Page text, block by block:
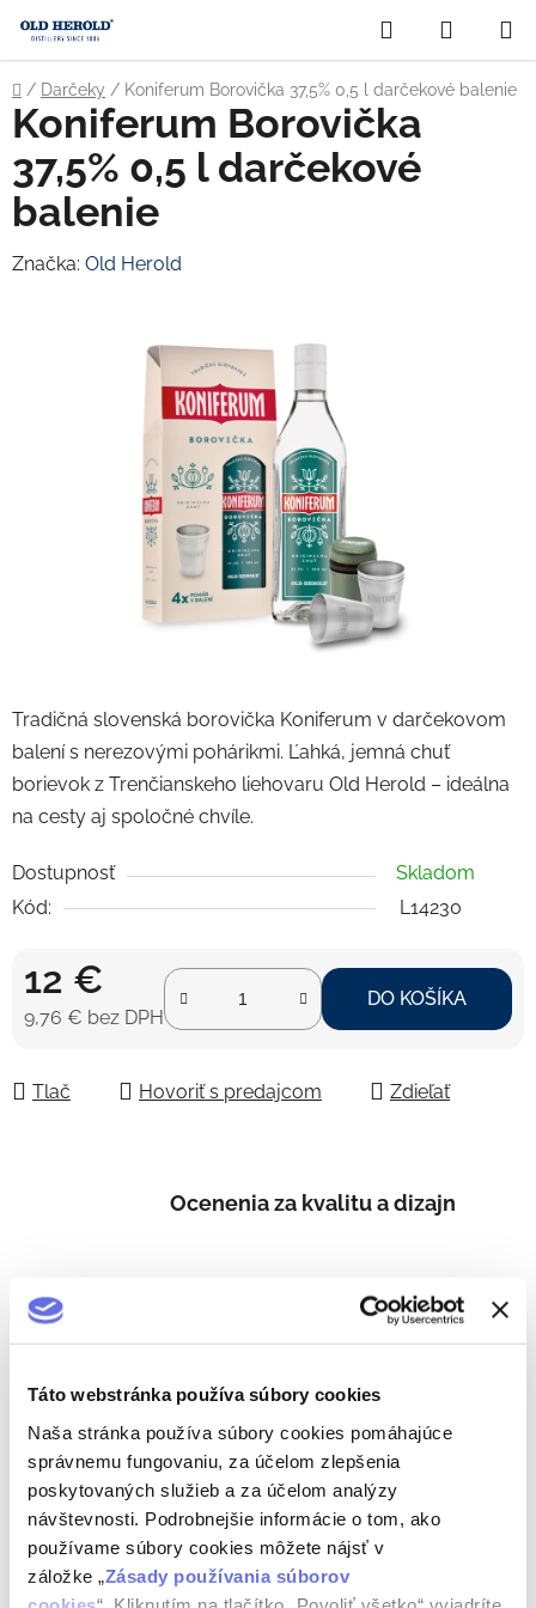
Táto webstránka používa súbory cookies
Naša stránka používa súbory cookies pomáhajúce
správnemu fungovaniu, za účelom zlepšenia
poskytovaných služieb a za účelom analýzy
návštevnosti. Podrobnejšie informácie o tom, ako
používame súbory cookies môžete nájsť v
záložke „ Zásady používania súborov
obsah
Hľadať
KOŠÍK
Domov
/ Darčeky / Koniferum Borovička 37,5% 0,5 l darčekové balenie
Tradičná slovenská borovička Koniferum v darčekovom
balení s nerezovými pohárikmi. Ľahká, jemná chuť
borievok z Trenčianskeho liehovaru Old Herold – ideálna
na cesty aj spoločné chvíle.
Dostupnosť
Skladom
Kód:
L14230
12 €
9,76 € bez DPH
DO KOŠÍKA
Tlač Hovoriť s predajcom Zdieľať
Koniferum Borovička
37,5% 0,5 l darčekové
balenie
Značka: Old Herold
Ocenenia za kvalitu a dizajn
Slovenský výrobca
Tradičný alkohol